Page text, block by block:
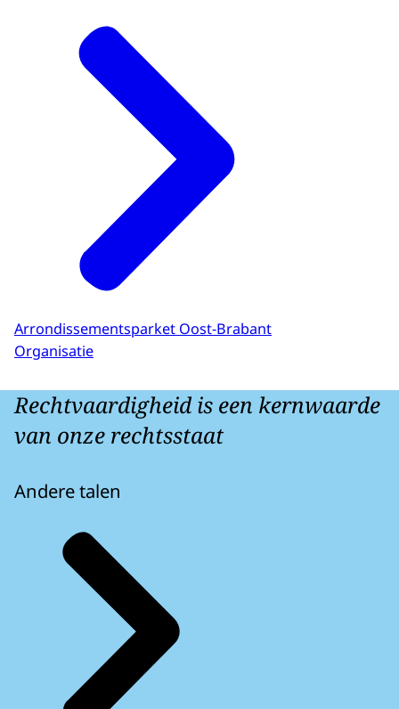
Arrondissementsparket Oost-Brabant
Organisatie
Rechtvaardigheid is een kernwaarde
van onze rechtsstaat
Andere talen